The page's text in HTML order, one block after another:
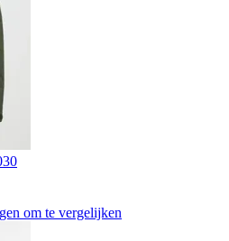
om te vergelijken